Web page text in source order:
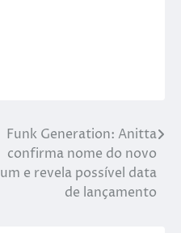
Funk Generation: Anitta
confirma nome do novo
e revela possível data
de lançamento